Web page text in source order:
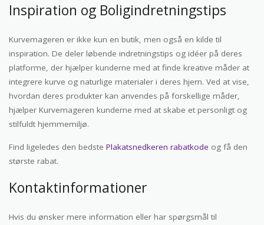
Inspiration og Boligindretningstips
Kurvemageren er ikke kun en butik, men også en kilde til
inspiration. De deler løbende indretningstips og idéer på deres
platforme, der hjælper kunderne med at finde kreative måder at
integrere kurve og naturlige materialer i deres hjem. Ved at vise,
hvordan deres produkter kan anvendes på forskellige måder,
hjælper Kurvemageren kunderne med at skabe et personligt og
stilfuldt hjemmemiljø.
Find ligeledes den bedste Plakatsnedkeren rabatkode og få den
største rabat.
Kontaktinformationer
Hvis du ønsker mere information eller har spørgsmål til